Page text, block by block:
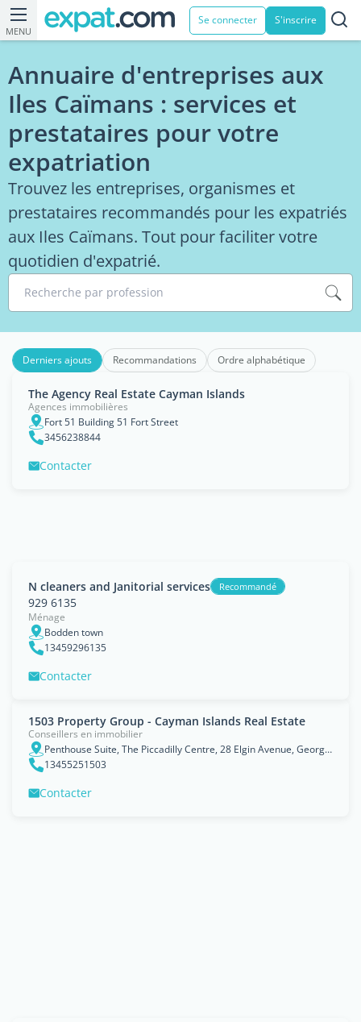
MENU
Se connecter S'inscrire
Annuaire d'entreprises aux
Iles Caïmans : services et
prestataires pour votre
expatriation
Trouvez les entreprises, organismes et
prestataires recommandés pour les expatriés
aux Iles Caïmans. Tout pour faciliter votre
quotidien d'expatrié.
Recherche par profession
Derniers ajouts Recommandations Ordre alphabétique
The Agency Real Estate Cayman Islands
Agences immobilières
Fort 51 Building 51 Fort Street
3456238844
Contacter
N cleaners and Janitorial services Recommandé
929 6135
Ménage
Bodden town
13459296135
Contacter
1503 Property Group - Cayman Islands Real Estate
Conseillers en immobilier
Penthouse Suite, The Piccadilly Centre, 28 Elgin Avenue, George Town, Cayman Islands
13455251503
Contacter